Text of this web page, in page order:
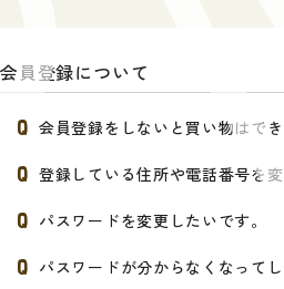
会員登録について
会員登録をしないと買い物はで
登録している住所や電話番号を
パスワードを変更したいです。
パスワードが分からなくなってし